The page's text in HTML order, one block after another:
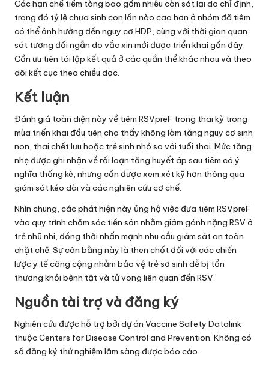
Các hạn chế tiềm tàng bao gồm nhiễu còn sót lại do chỉ định,
trong đó tỷ lệ chưa sinh con lần nào cao hơn ở nhóm đã tiêm
có thể ảnh hưởng đến nguy cơ HDP, cùng với thời gian quan
sát tương đối ngắn do vắc xin mới được triển khai gần đây.
Cần ưu tiên tái lập kết quả ở các quần thể khác nhau và theo
dõi kết cục theo chiều dọc.
Kết luận
Đánh giá toàn diện này về tiêm RSVpreF trong thai kỳ trong
mùa triển khai đầu tiên cho thấy không làm tăng nguy cơ sinh
non, thai chết lưu hoặc trẻ sinh nhỏ so với tuổi thai. Mức tăng
nhẹ được ghi nhận về rối loạn tăng huyết áp sau tiêm có ý
nghĩa thống kê, nhưng cần được xem xét kỹ hơn thông qua
giám sát kéo dài và các nghiên cứu cơ chế.
Nhìn chung, các phát hiện này ủng hộ việc đưa tiêm RSVpreF
vào quy trình chăm sóc tiền sản nhằm giảm gánh nặng RSV ở
trẻ nhũ nhi, đồng thời nhấn mạnh nhu cầu giám sát an toàn
chặt chẽ. Sự cân bằng này là then chốt đối với các chiến
lược y tế công cộng nhằm bảo vệ trẻ sơ sinh dễ bị tổn
thương khỏi bệnh tật và tử vong liên quan đến RSV.
Nguồn tài trợ và đăng ký
Nghiên cứu được hỗ trợ bởi dự án Vaccine Safety Datalink
thuộc Centers for Disease Control and Prevention. Không có
số đăng ký thử nghiệm lâm sàng được báo cáo.